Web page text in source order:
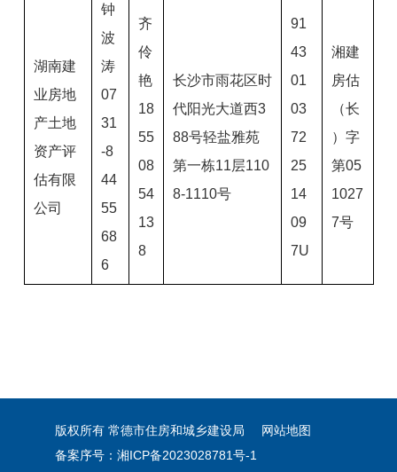
湖南建
业房地
产土地
资产评
估有限
公司
钟
波
涛
07
31
-8
44
55
68
6
齐
伶
艳
18
55
08
54
13
8
长沙市雨花区时
代阳光大道西3
88号轻盐雅苑
第一栋11层110
8-1110号
91
43
01
03
72
25
14
09
7U
湘建
房估
（长
）字
第05
1027
7号
版权所有 常德市住房和城乡建设局
网站地图
备案序号：湘ICP备2023028781号-1